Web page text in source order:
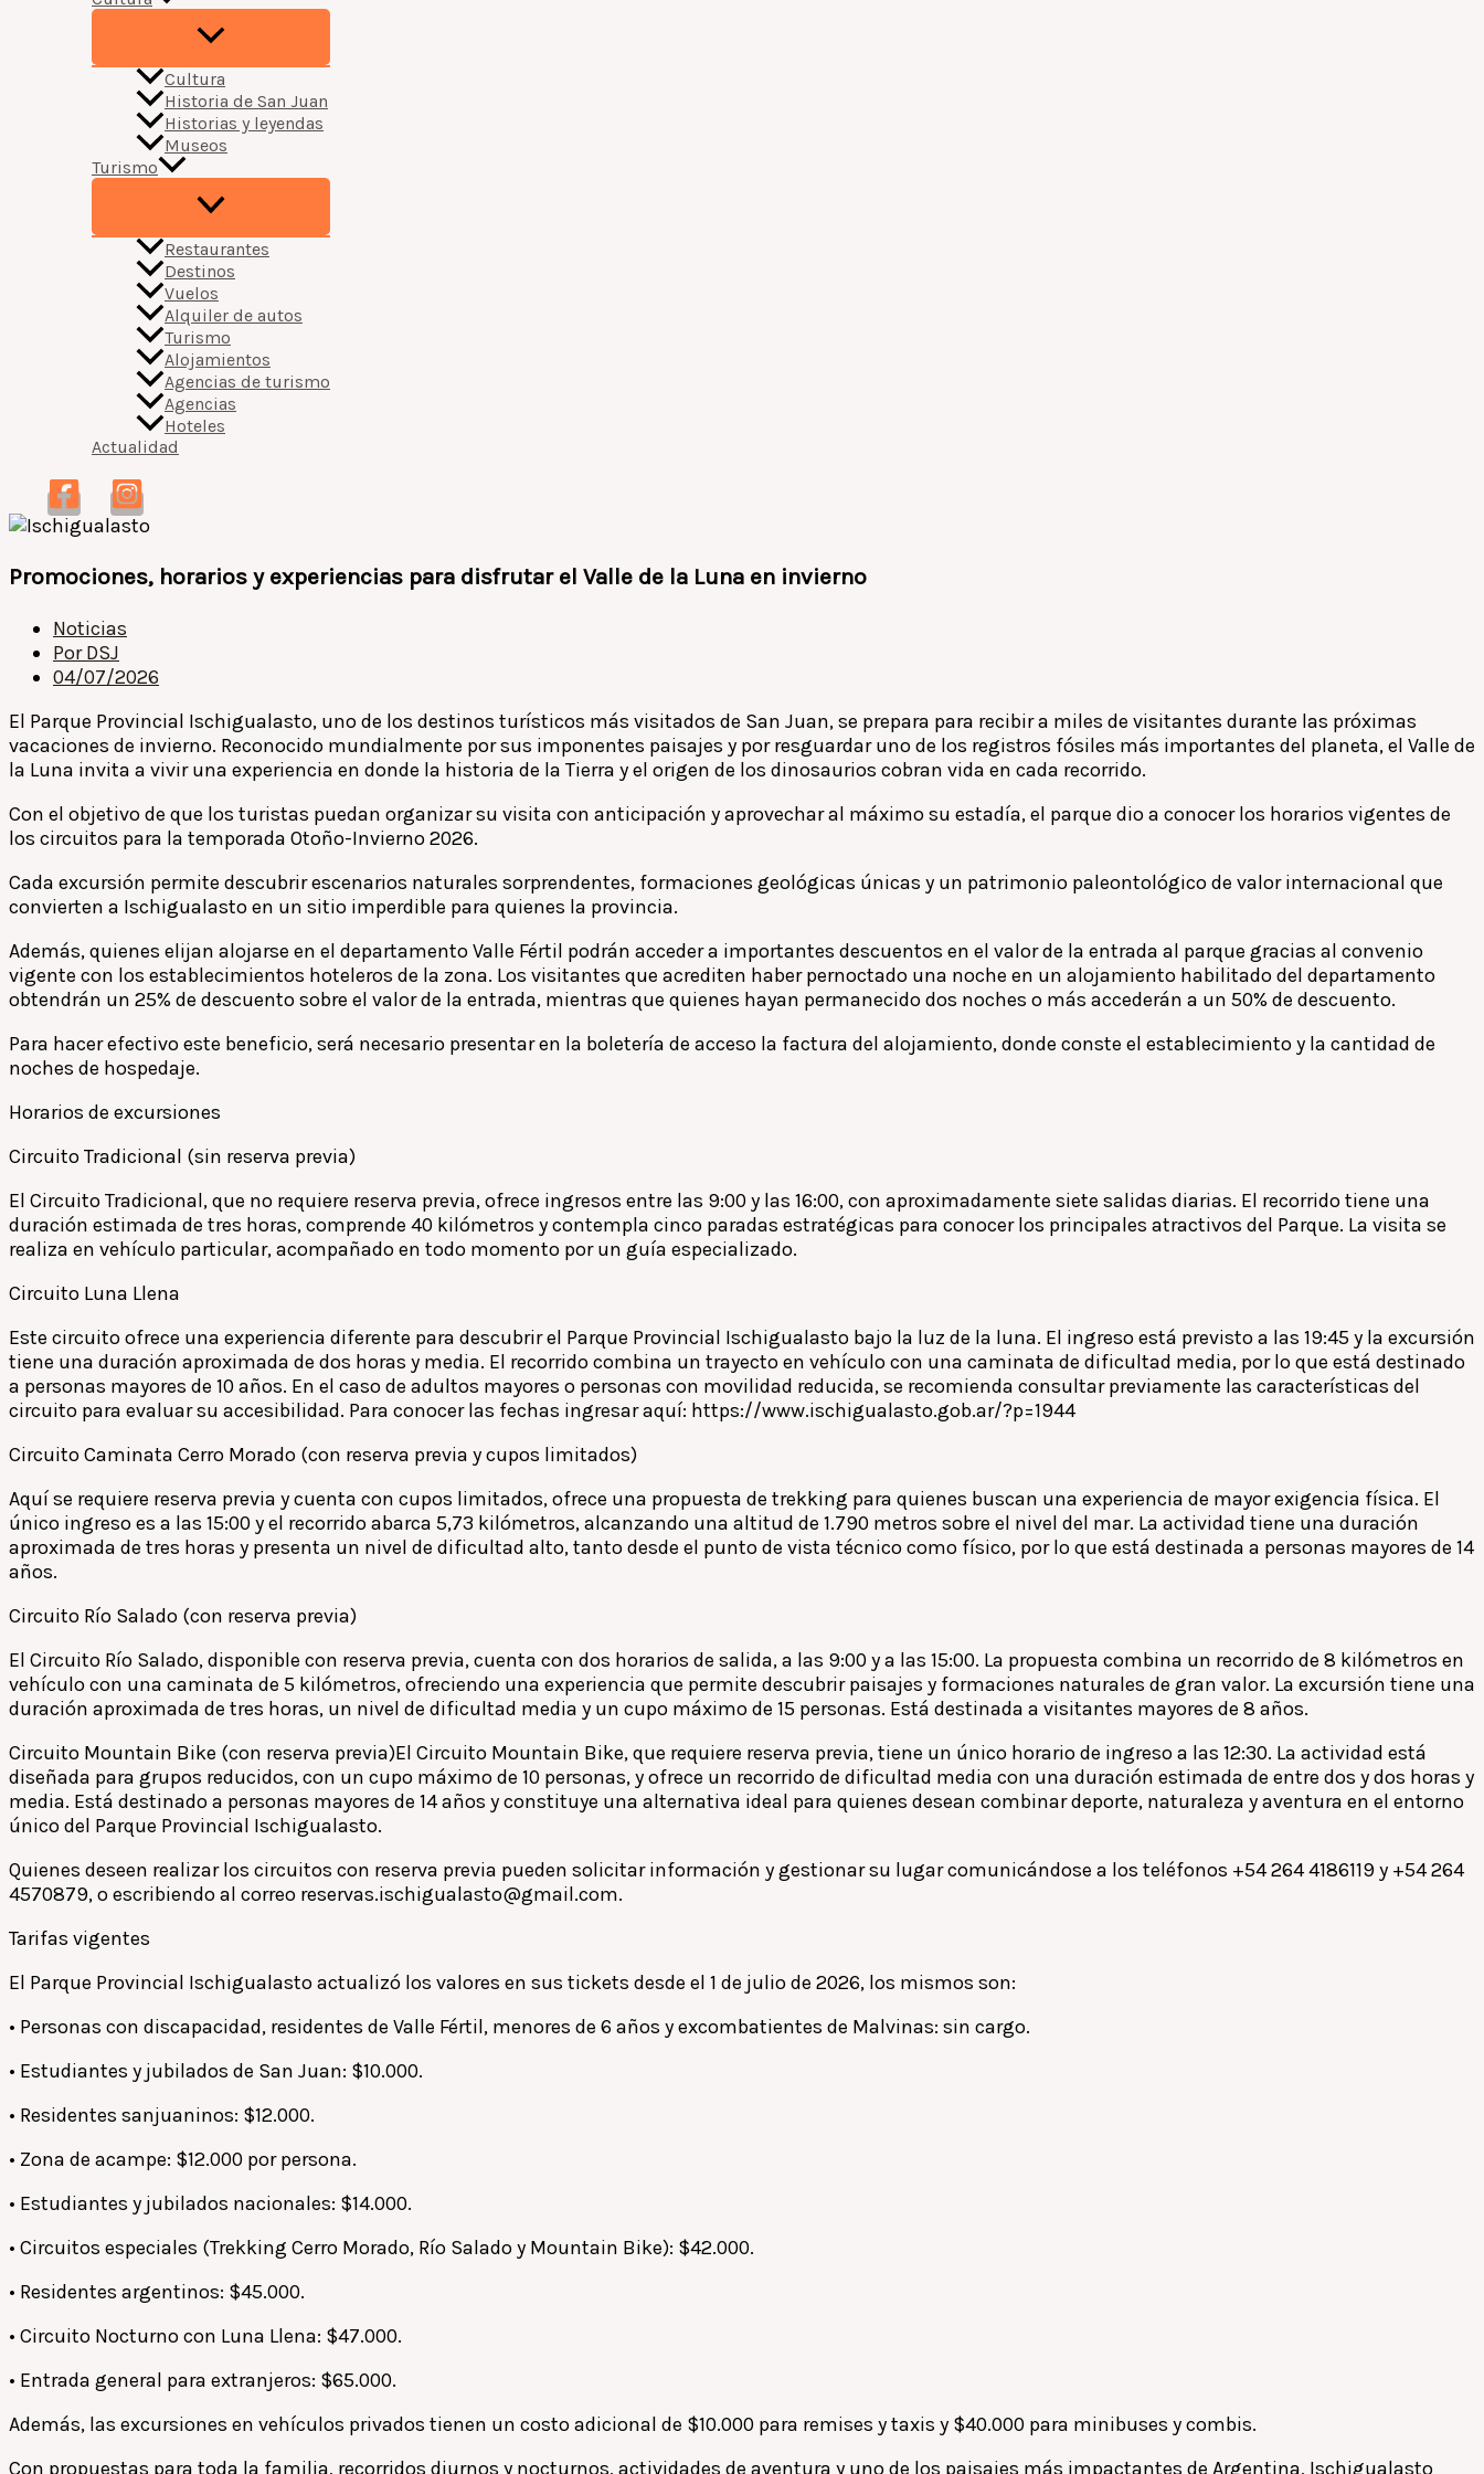
Cultura
Historia de San Juan
Historias y leyendas
Museos
Turismo
Restaurantes
Destinos
Vuelos
Alquiler de autos
Turismo
Alojamientos
Agencias de turismo
Agencias
Hoteles
Actualidad
Promociones, horarios y experiencias para disfrutar el Valle de la Luna en invierno
Noticias
PorDSJ
04/07/2026
El Parque Provincial Ischigualasto, uno de los destinos turísticos más visitados de San Juan, se prepara para recibir a miles de visitantes durante las próximas
vacaciones de invierno. Reconocido mundialmente por sus imponentes paisajes y por resguardar uno de los registros fósiles más importantes del planeta, el Valle de
la Luna invita a vivir una experiencia en donde la historia de la Tierra y el origen de los dinosaurios cobran vida en cada recorrido.
Con el objetivo de que los turistas puedan organizar su visita con anticipación y aprovechar al máximo su estadía, el parque dio a conocer los horarios vigentes de
los circuitos para la temporada Otoño-Invierno 2026.
Cada excursión permite descubrir escenarios naturales sorprendentes, formaciones geológicas únicas y un patrimonio paleontológico de valor internacional que
convierten a Ischigualasto en un sitio imperdible para quienes la provincia.
Además, quienes elijan alojarse en el departamento Valle Fértil podrán acceder a importantes descuentos en el valor de la entrada al parque gracias al convenio
vigente con los establecimientos hoteleros de la zona. Los visitantes que acrediten haber pernoctado una noche en un alojamiento habilitado del departamento
obtendrán un 25% de descuento sobre el valor de la entrada, mientras que quienes hayan permanecido dos noches o más accederán a un 50% de descuento.
Para hacer efectivo este beneficio, será necesario presentar en la boletería de acceso la factura del alojamiento, donde conste el establecimiento y la cantidad de
noches de hospedaje.
Horarios de excursiones
Circuito Tradicional (sin reserva previa)
El Circuito Tradicional, que no requiere reserva previa, ofrece ingresos entre las 9:00 y las 16:00, con aproximadamente siete salidas diarias. El recorrido tiene una
duración estimada de tres horas, comprende 40 kilómetros y contempla cinco paradas estratégicas para conocer los principales atractivos del Parque. La visita se
realiza en vehículo particular, acompañado en todo momento por un guía especializado.
Circuito Luna Llena
Este circuito ofrece una experiencia diferente para descubrir el Parque Provincial Ischigualasto bajo la luz de la luna. El ingreso está previsto a las 19:45 y la excursión
tiene una duración aproximada de dos horas y media. El recorrido combina un trayecto en vehículo con una caminata de dificultad media, por lo que está destinado
a personas mayores de 10 años. En el caso de adultos mayores o personas con movilidad reducida, se recomienda consultar previamente las características del
circuito para evaluar su accesibilidad. Para conocer las fechas ingresar aquí: https://www.ischigualasto.gob.ar/?p=1944
Circuito Caminata Cerro Morado (con reserva previa y cupos limitados)
Aquí se requiere reserva previa y cuenta con cupos limitados, ofrece una propuesta de trekking para quienes buscan una experiencia de mayor exigencia física. El
único ingreso es a las 15:00 y el recorrido abarca 5,73 kilómetros, alcanzando una altitud de 1.790 metros sobre el nivel del mar. La actividad tiene una duración
aproximada de tres horas y presenta un nivel de dificultad alto, tanto desde el punto de vista técnico como físico, por lo que está destinada a personas mayores de 14
años.
Circuito Río Salado (con reserva previa)
El Circuito Río Salado, disponible con reserva previa, cuenta con dos horarios de salida, a las 9:00 y a las 15:00. La propuesta combina un recorrido de 8 kilómetros en
vehículo con una caminata de 5 kilómetros, ofreciendo una experiencia que permite descubrir paisajes y formaciones naturales de gran valor. La excursión tiene una
duración aproximada de tres horas, un nivel de dificultad media y un cupo máximo de 15 personas. Está destinada a visitantes mayores de 8 años.
Circuito Mountain Bike (con reserva previa)El Circuito Mountain Bike, que requiere reserva previa, tiene un único horario de ingreso a las 12:30. La actividad está
diseñada para grupos reducidos, con un cupo máximo de 10 personas, y ofrece un recorrido de dificultad media con una duración estimada de entre dos y dos horas y
media. Está destinado a personas mayores de 14 años y constituye una alternativa ideal para quienes desean combinar deporte, naturaleza y aventura en el entorno
único del Parque Provincial Ischigualasto.
Quienes deseen realizar los circuitos con reserva previa pueden solicitar información y gestionar su lugar comunicándose a los teléfonos +54 264 4186119 y +54 264
4570879, o escribiendo al correo reservas.ischigualasto@gmail.com.
Tarifas vigentes
El Parque Provincial Ischigualasto actualizó los valores en sus tickets desde el 1 de julio de 2026, los mismos son:
• Personas con discapacidad, residentes de Valle Fértil, menores de 6 años y excombatientes de Malvinas: sin cargo.
• Estudiantes y jubilados de San Juan: $10.000.
• Residentes sanjuaninos: $12.000.
• Zona de acampe: $12.000 por persona.
• Estudiantes y jubilados nacionales: $14.000.
• Circuitos especiales (Trekking Cerro Morado, Río Salado y Mountain Bike): $42.000.
• Residentes argentinos: $45.000.
• Circuito Nocturno con Luna Llena: $47.000.
• Entrada general para extranjeros: $65.000.
Además, las excursiones en vehículos privados tienen un costo adicional de $10.000 para remises y taxis y $40.000 para minibuses y combis.
Con propuestas para toda la familia, recorridos diurnos y nocturnos, actividades de aventura y uno de los paisajes más impactantes de Argentina, Ischigualasto